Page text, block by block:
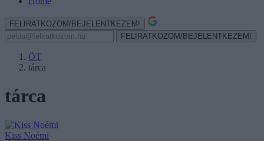
FELIRATKOZOM/BEJELENTKEZEM!
FELIRATKOZOM/BEJELENTKEZEM!
ÖT
tárca
tárca
Kiss Noémi